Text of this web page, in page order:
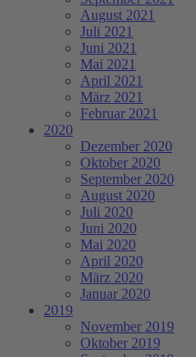
August 2021
Juli 2021
Juni 2021
Mai 2021
April 2021
März 2021
Februar 2021
2020
Dezember 2020
Oktober 2020
September 2020
August 2020
Juli 2020
Juni 2020
Mai 2020
April 2020
März 2020
Januar 2020
2019
November 2019
Oktober 2019